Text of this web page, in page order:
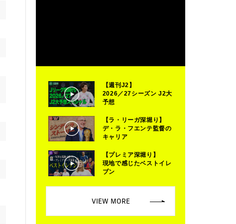
【週刊J2】
2026／27シーズン J2大
予想
【ラ・リーガ深堀り】
デ・ラ・フエンテ監督の
キャリア
【プレミア深堀り】
現地で感じたベストイレ
ブン
VIEW MORE